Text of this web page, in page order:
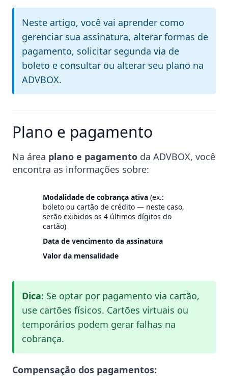
Neste artigo, você vai aprender como
gerenciar sua assinatura, alterar formas de
pagamento, solicitar segunda via de
boleto e consultar ou alterar seu plano na
ADVBOX.
Plano e pagamento
Na área plano e pagamento da ADVBOX, você
encontra as informações sobre:
Modalidade de cobrança ativa (ex.:
boleto ou cartão de crédito — neste caso,
serão exibidos os 4 últimos dígitos do
cartão)
Data de vencimento da assinatura
Valor da mensalidade
Dica: Se optar por pagamento via cartão,
use cartões físicos. Cartões virtuais ou
temporários podem gerar falhas na
cobrança.
Compensação dos pagamentos: